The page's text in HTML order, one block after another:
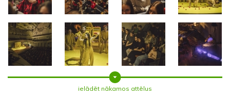
ielādēt nākamos attēlus